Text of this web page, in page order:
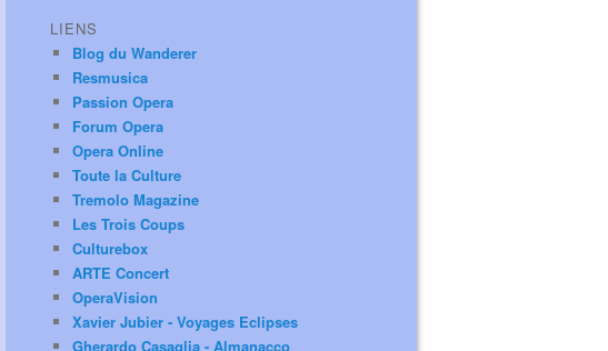
LIENS
Blog du Wanderer
Resmusica
Passion Opera
Forum Opera
Opera Online
Toute la Culture
Tremolo Magazine
Les Trois Coups
Culturebox
ARTE Concert
OperaVision
Xavier Jubier - Voyages Eclipses
Gherardo Casaglia - Almanacco